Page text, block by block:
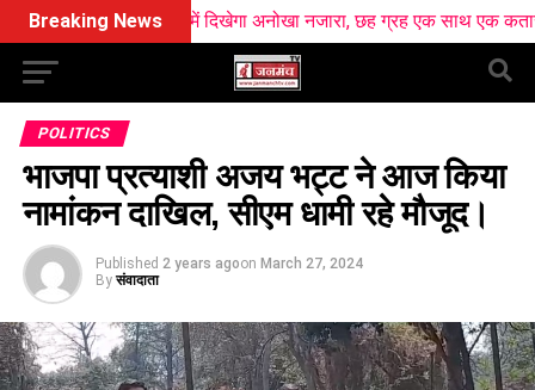
Breaking News
आसमान में दिखेगा अनोखा नजारा, छह ग्रह एक साथ एक कतार में आएंगे नजर
POLITICS
भाजपा प्रत्याशी अजय भट्ट ने आज किया
नामांकन दाखिल, सीएम धामी रहे मौजूद।
Published 2 years agoon March 27, 2024
By संवादाता